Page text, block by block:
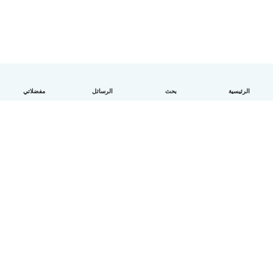
الرئيسية بحث الرسائل مفضلاتي